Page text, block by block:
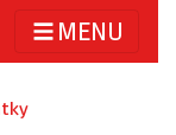
MENU